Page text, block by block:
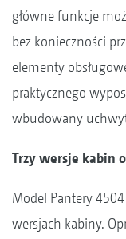
główne funkcje
bez konieczności
elementy
praktycznego
wbudowany
Trzy wersje kabin
Model Pantery
wersjach kabiny.